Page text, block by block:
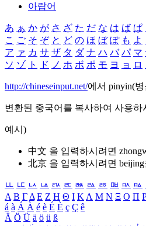
아랍어
あ ぁ か が さ ざ た だ な は ば ぱ
こ ご そ ぞ と ど の ほ ぼ ぽ も よ
ア ァ カ サ ザ タ ダ ナ ハ バ パ マ
ソ ゾ ト ド ノ ホ ボ ポ モ ヨ ョ ロ
http://chineseinput.net/에서 pinyin(
변환된 중국어를 복사하여 사용하
예시)
中文 을 입력하시려면
北京 을 입력하시려면 beijing
ㅥ ㅦ ㅧ ㅨ ㅩ ㅪ ㅫ ㅬ ㅭ ㅮ ㅯ ㅰ
Α Β ΓΔ Ε Ζ Η Θ Ι ΚΛ Μ Ν Ξ Ο Π
á à Á À é è É È ç Ç ê
Ä Ö Ü ä ö ü ß